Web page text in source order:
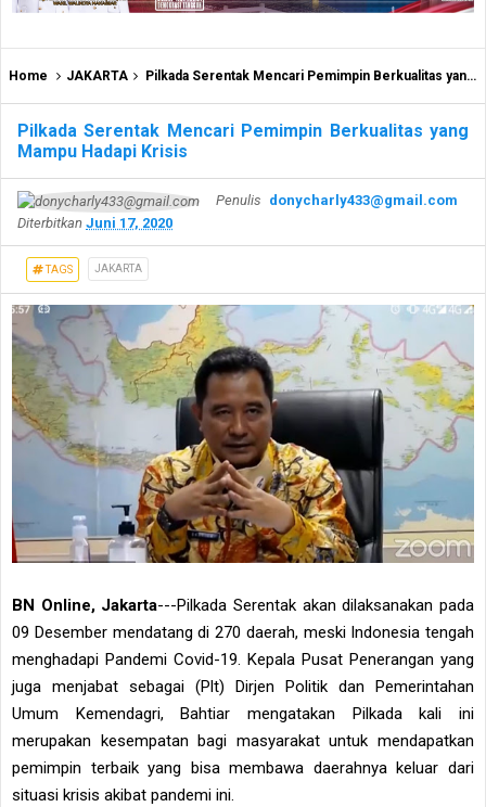
Home JAKARTA Pilkada Serentak Mencari Pemimpin Berkualitas yang Mampu Hadapi Krisis
Pilkada Serentak Mencari Pemimpin Berkualitas yang
Mampu Hadapi Krisis
Penulis donycharly433@gmail.com
Diterbitkan Juni 17, 2020
TAGS JAKARTA
BN Online, Jakarta---Pilkada Serentak akan dilaksanakan pada
09 Desember mendatang di 270 daerah, meski Indonesia tengah
menghadapi Pandemi Covid-19. Kepala Pusat Penerangan yang
juga menjabat sebagai (Plt) Dirjen Politik dan Pemerintahan
Umum Kemendagri, Bahtiar mengatakan Pilkada kali ini
merupakan kesempatan bagi masyarakat untuk mendapatkan
pemimpin terbaik yang bisa membawa daerahnya keluar dari
situasi krisis akibat pandemi ini.